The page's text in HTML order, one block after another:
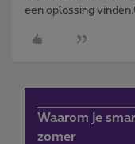
een oplossing
Waarom je
zomer